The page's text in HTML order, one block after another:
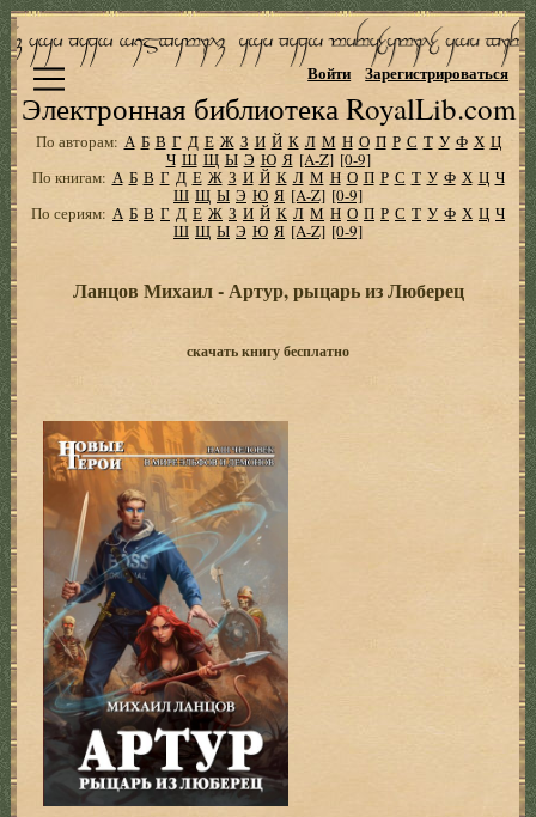
Электронная библиотека RoyalLib.com
Войти Зарегистрироваться
По авторам: А Б В Г Д Е Ж З И Й К Л М Н О П Р С Т У Ф Х Ц
Ч Ш Щ Ы Э Ю Я [A-Z] [0-9]
По книгам: А Б В Г Д Е Ж З И Й К Л М Н О П Р С Т У Ф Х Ц Ч
Ш Щ Ы Э Ю Я [A-Z] [0-9]
По сериям: А Б В Г Д Е Ж З И Й К Л М Н О П Р С Т У Ф Х Ц Ч
Ш Щ Ы Э Ю Я [A-Z] [0-9]
Ланцов Михаил - Артур, рыцарь из Люберец
скачать книгу бесплатно